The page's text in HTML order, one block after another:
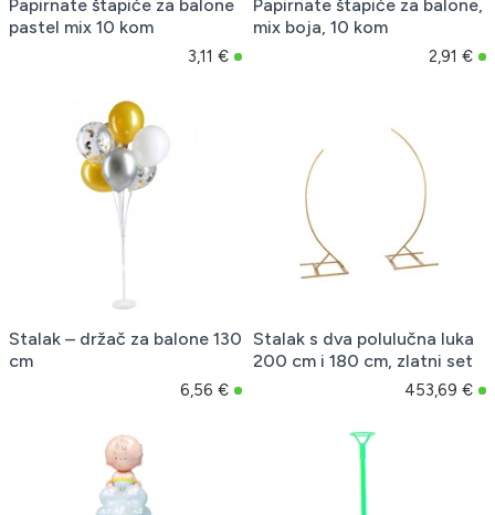
Papirnate štapiće za balone
pastel mix 10 kom
3,11 €
Papirnate štapiće za balone,
mix boja, 10 kom
2,91 €
Stalak – držač za balone 130
cm
6,56 €
Stalak s dva polulučna luka
200 cm i 180 cm, zlatni set
453,69 €